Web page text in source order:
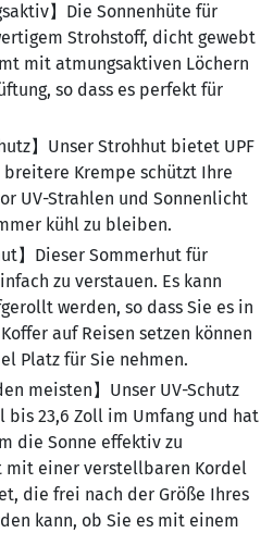
】Die Sonnenhüte für
Strohstoff, dicht gewebt
mit atmungsaktiven Löchern
so dass es perfekt für
】Unser Strohhut bietet UPF
breitere Krempe schützt Ihre
UV-Strahlen und Sonnenlicht
kühl zu bleiben.
】Dieser Sommerhut für
zu verstauen. Es kann
werden, so dass Sie es in
auf Reisen setzen können
Platz für Sie nehmen.
meisten】Unser UV-Schutz
bis 23,6 Zoll im Umfang und hat
die Sonne effektiv zu
mit einer verstellbaren Kordel
die frei nach der Größe Ihres
kann, ob Sie es mit einem